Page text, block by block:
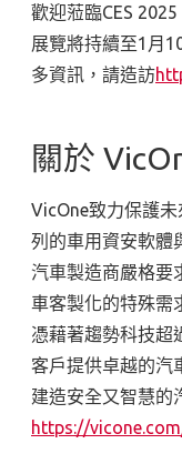
歡迎蒞臨CES 2025
展覽將持續至1 月
多資訊，請造訪
關於
VicOne致力保護
列的車用資安軟體
汽車製造商嚴格要
車客製化的特殊需
憑藉著趨勢科技超
客戶提供卓越的汽
建造安全又智慧的
https://